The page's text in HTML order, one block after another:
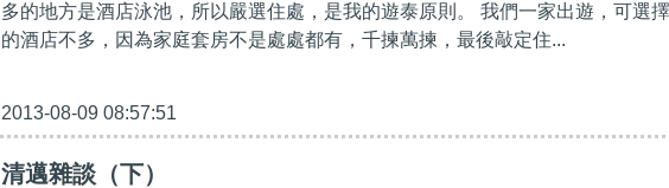
多的地方是酒店泳池，所以嚴選住處，是我的遊泰原則。 我們一家出遊，可選擇
的酒店不多，因為家庭套房不是處處都有，千揀萬揀，最後敲定住...
2013-08-09 08:57:51
清邁雜談（下）